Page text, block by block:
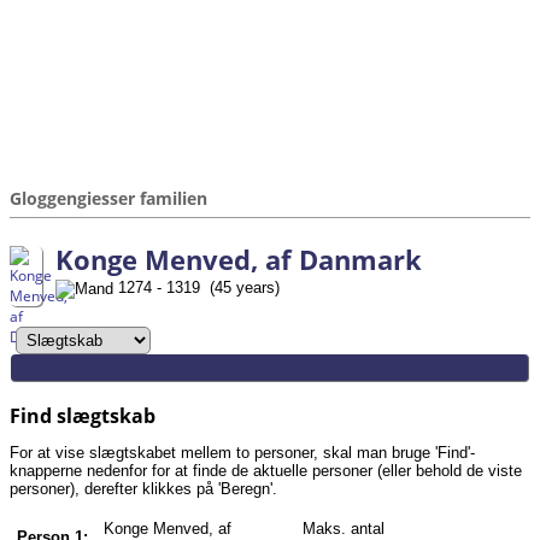
Gloggengiesser familien
Konge Menved, af Danmark
1274 - 1319 (45 years)
Find slægtskab
For at vise slægtskabet mellem to personer, skal man bruge 'Find'-
knapperne nedenfor for at finde de aktuelle personer (eller behold de viste
personer), derefter klikkes på 'Beregn'.
Konge Menved, af
Maks. antal